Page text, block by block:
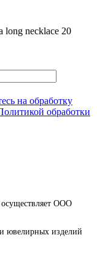
long necklace 20
на обработку
обработки
ООО
ювелирных изделий